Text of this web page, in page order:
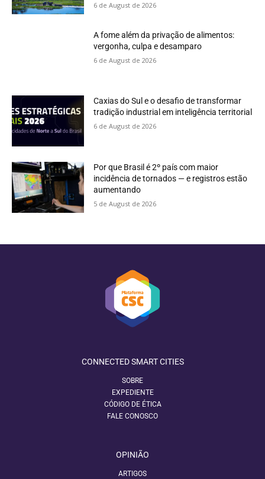
6 de August de 2026
A fome além da privação de alimentos:
vergonha, culpa e desamparo
6 de August de 2026
Caxias do Sul e o desafio de transformar
tradição industrial em inteligência territorial
6 de August de 2026
Por que Brasil é 2º país com maior
incidência de tornados — e registros estão
aumentando
5 de August de 2026
CONNECTED SMART CITIES
SOBRE
EXPEDIENTE
CÓDIGO DE ÉTICA
FALE CONOSCO
OPINIÃO
ARTIGOS